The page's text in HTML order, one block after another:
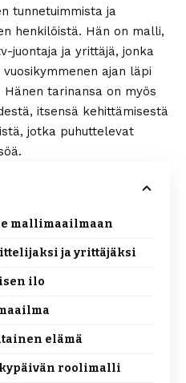
tunnetuimmista ja
henkilöistä. Hän on malli,
juontaja ja yrittäjä, jonka
ajan läpi
Hänen tarinansa on myös
itsensä kehittämisestä
jotka puhuttelevat
mallimaailmaan
ja yrittäjäksi
ilo
elämä
roolimalli